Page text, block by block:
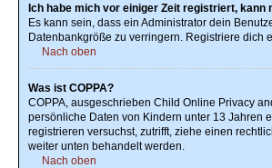
Ich habe mich vor einiger Zeit registriert, kann
Es kann sein, dass ein Administrator dein
Datenbankgröße zu verringern. Registriere dich
Nach oben
Was ist COPPA?
COPPA, ausgeschrieben Child Online Privacy
persönliche Daten von Kindern unter 13 Jahren
registrieren versuchst, zutrifft, ziehe einen
weiter unten behandelt werden.
Nach oben